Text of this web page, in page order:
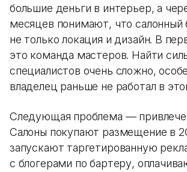
большие деньги в интерьер, а
месяцев понимают, что салонный
не только локация и дизайн. В
это команда мастеров. Найти
специалистов очень сложно,
владелец раньше не работал в
Следующая проблема —
Салоны покупают размещение в
запускают таргетированную
с блогерами по бартеру,